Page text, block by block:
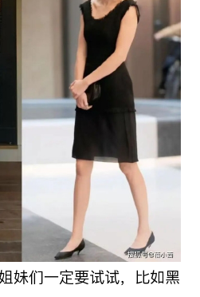
妹们一定要试试，比如黑